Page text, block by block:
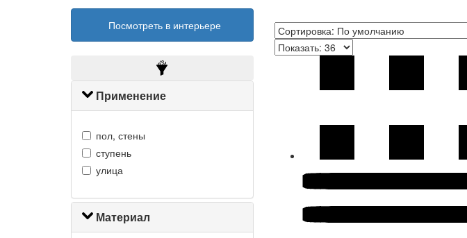
Посмотреть в интерьере
Применение
пол, стены
ступень
улица
Материал